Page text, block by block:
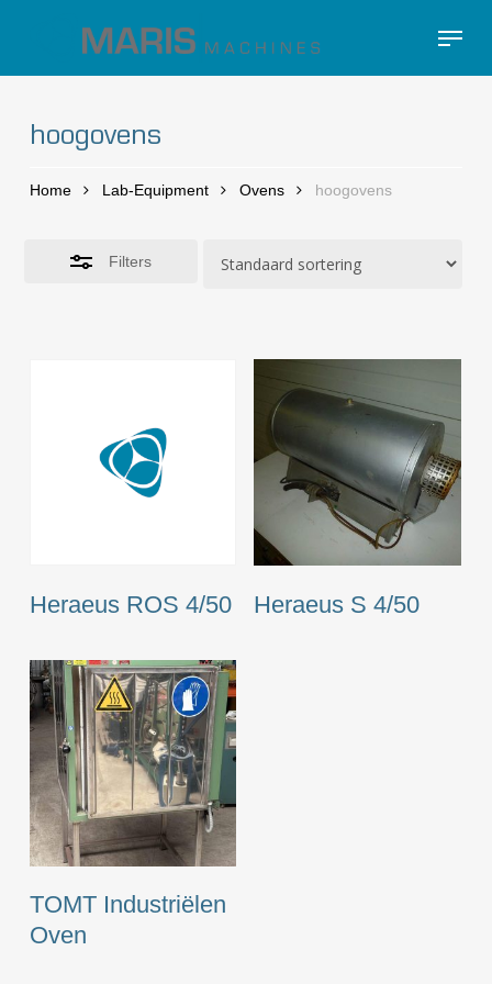
main
Menu
hoogovens
Home Lab-Equipment Ovens hoogovens
Filters
Close
Filters
Heraeus ROS 4/50 Heraeus S 4/50
TOMT Industriëlen
Oven
Close